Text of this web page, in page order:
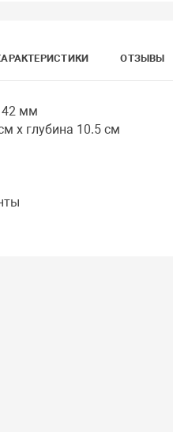
ОТЗЫВЫ
42 мм
х глубина 10.5 см